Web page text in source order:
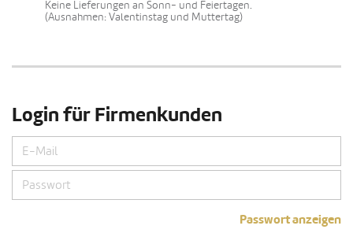
Keine Lieferungen an Sonn- und Feiertagen.
(Ausnahmen: Valentinstag und Muttertag)
Login für Firmenkunden
Passwort anzeigen